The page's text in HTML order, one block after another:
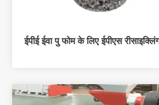
ईपीई ईवा पु फोम के लिए ईपीएस